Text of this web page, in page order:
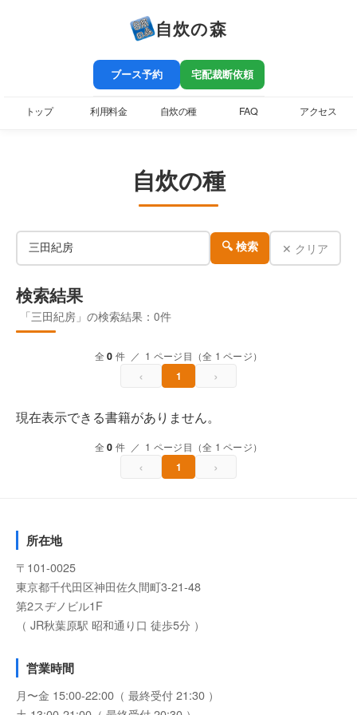
自炊の森
ブース予約 宅配裁断依頼
トップ 利用料金 自炊の種 FAQ アクセス
自炊の種
🔍 検索 ✕ クリア
検索結果
「三田紀房」の検索結果：0件
全0 件 ／ 1 ページ目（全 1 ページ）
‹ 1 ›
現在表示できる書籍がありません。
全0 件 ／ 1 ページ目（全 1 ページ）
‹ 1 ›
所在地
〒101-0025
東京都千代田区神田佐久間町3-21-48
第2スヂノビル1F
（ JR秋葉原駅 昭和通り口 徒歩5分 ）
営業時間
月〜金 15:00-22:00（ 最終受付 21:30 ）